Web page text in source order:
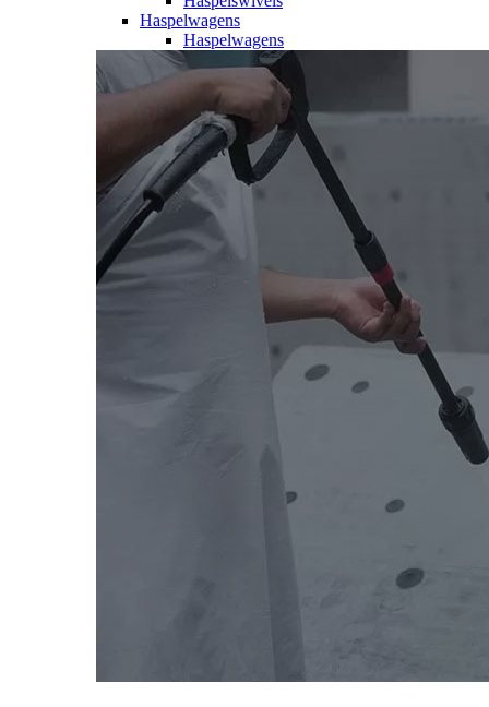
Haspelwagens
Haspelwagens